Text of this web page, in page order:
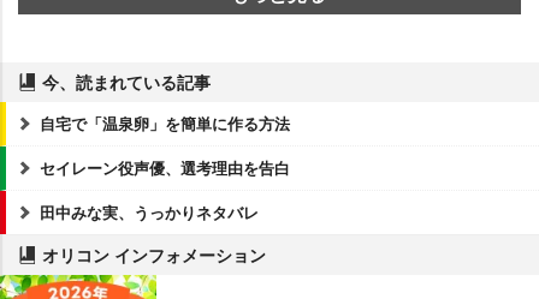
今、読まれている記事
自宅で「温泉卵」を簡単に作る方法
セイレーン役声優、選考理由を告白
田中みな実、うっかりネタバレ
オリコン インフォメーション